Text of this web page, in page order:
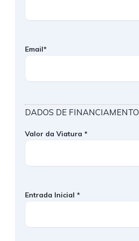
Email*
DADOS DE FINANCIAMENTO
Valor da Viatura *
Entrada Inicial *